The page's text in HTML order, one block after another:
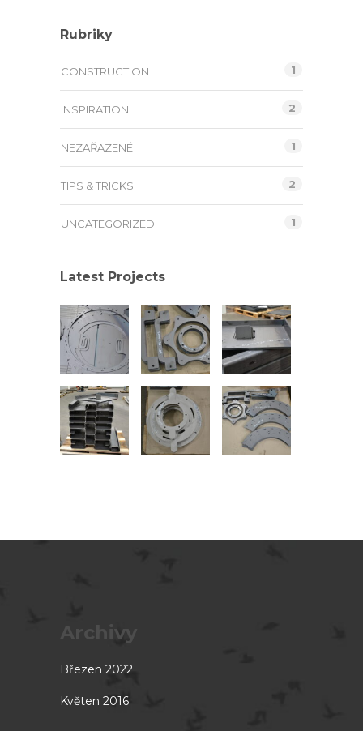
Rubriky
CONSTRUCTION 1
INSPIRATION 2
NEZAŘAZENÉ 1
TIPS & TRICKS 2
UNCATEGORIZED 1
Latest Projects
Archivy
Březen 2022
Květen 2016